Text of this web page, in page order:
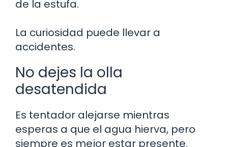
de la estufa.
La curiosidad puede llevar a
accidentes.
No dejes la olla
desatendida
Es tentador alejarse mientras
esperas a que el agua hierva, pero
siempre es mejor estar presente.